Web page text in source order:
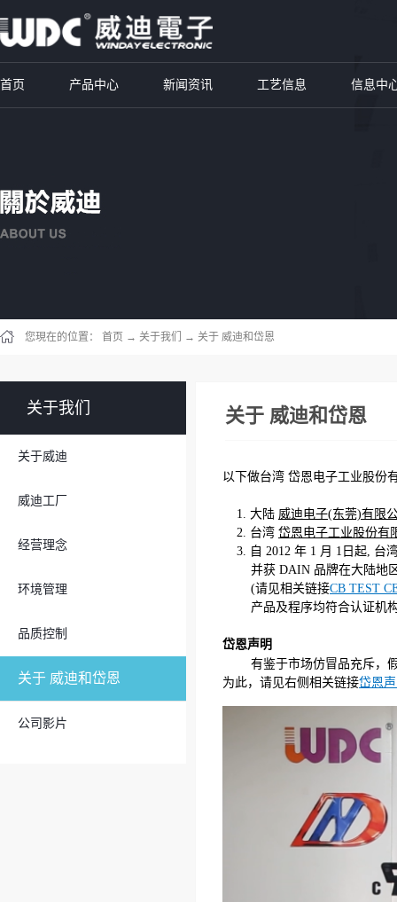
首页 产品中心 新闻资讯 工艺信息 信息中
您現在的位置： 首页 → 关于我们 → 关于 威迪和岱恩
关于我们
关于威迪
威迪工厂
经营理念
环境管理
品质控制
关于 威迪和岱恩
公司影片
关于 威迪和岱恩
以下做台湾 岱恩电子工业股份
1. 大陆 威迪电子(东莞)有限
2. 台湾 岱恩电子工业股份有
3. 自 2012 年 1 月 1日起, 台
并获 DAIN 品牌在大陆地区
(请见相关链接CB TEST
产品及程序均符合认证机构
岱恩声明
有鉴于市场仿冒品充斥，
为此，请见右侧相关链接岱恩